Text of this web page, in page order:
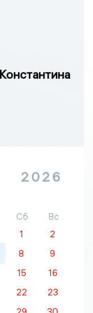
2026
Сб
Вс
1
2
8
9
15
16
22
23